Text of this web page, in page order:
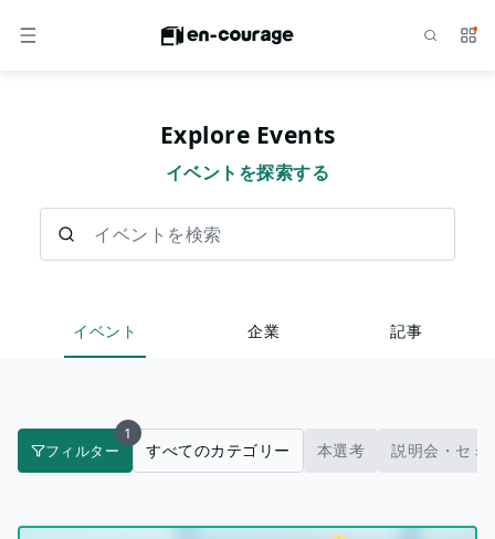
メニュー サ
Explore Events
イベントを探索する
イベント 企業 記事
フィルター
1
すべてのカテゴリー 本選考 説明会・セミ